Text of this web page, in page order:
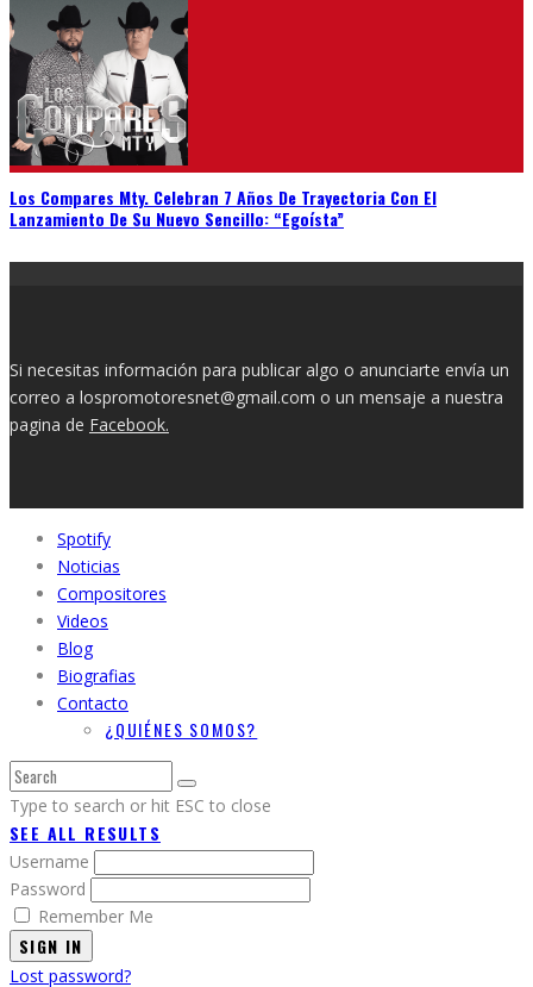
Los Compares Mty. Celebran 7 Años De Trayectoria Con El
Lanzamiento De Su Nuevo Sencillo: “Egoísta”
Si necesitas información para publicar algo o anunciarte envía un
correo a lospromotoresnet@gmail.com o un mensaje a nuestra
pagina de Facebook.
Spotify
Noticias
Compositores
Videos
Blog
Biografias
Contacto
¿QUIÉNES SOMOS?
Type to search or hit ESC to close
SEE ALL RESULTS
Username
Password
Remember Me
SIGN IN
Lost password?